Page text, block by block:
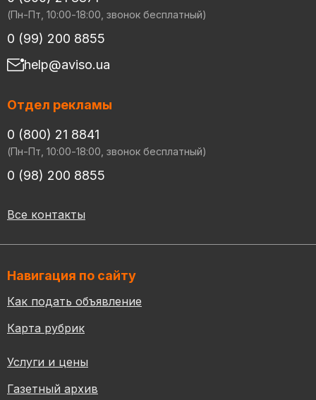
(Пн-Пт, 10:00-18:00, звонок бесплатный)
0 (99) 200 8855
help@aviso.ua
Отдел рекламы
0 (800) 21 8841
(Пн-Пт, 10:00-18:00, звонок бесплатный)
0 (98) 200 8855
Все контакты
Навигация по сайту
Как подать объявление
Карта рубрик
Услуги и цены
Газетный архив